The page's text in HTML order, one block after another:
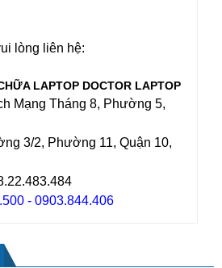
lòng liên hệ:
LAPTOP DOCTOR LAPTOP
Mạng Tháng 8, Phường 5,
3/2, Phường 11, Quận 10,
- 0903.844.406